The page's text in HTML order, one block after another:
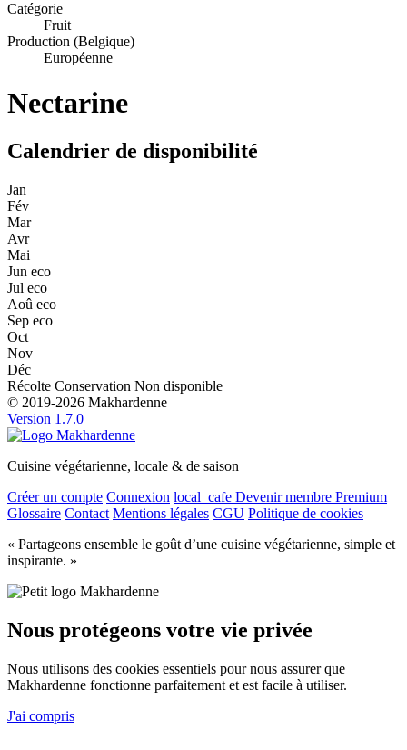
Catégorie
Fruit
Production (Belgique)
Européenne
Nectarine
Calendrier de disponibilité
Jan
Fév
Mar
Avr
Mai
Jun eco
Jul eco
Aoû eco
Sep eco
Oct
Nov
Déc
Récolte Conservation Non disponible
© 2019-2026 Makhardenne
Version 1.7.0
Cuisine végétarienne, locale & de saison
Créer un compte Connexion local_cafe Devenir membre Premium
Glossaire Contact Mentions légales CGU Politique de cookies
« Partageons ensemble le goût d’une cuisine végétarienne, simple et
inspirante. »
Nous protégeons votre vie privée
Nous utilisons des cookies essentiels pour nous assurer que
Makhardenne fonctionne parfaitement et est facile à utiliser.
J'ai compris